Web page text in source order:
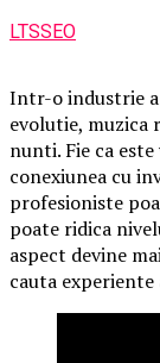
LTSSEO
Intr-o industrie
evolutie, muzica
nunti. Fie ca
conexiunea cu
profesioniste
poate ridica
aspect devine
cauta